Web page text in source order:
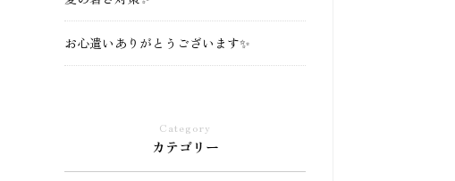
お心遣いありがとうございます✨
Category
カテゴリー